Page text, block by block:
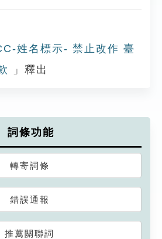
姓名標示- 禁止改作 臺
」釋出
詞條功能
轉寄詞條
錯誤通報
推薦關聯詞